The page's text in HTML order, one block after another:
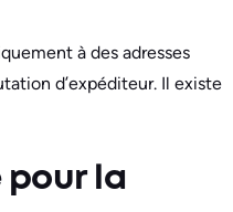
à des adresses
d’expéditeur. Il existe
pour la